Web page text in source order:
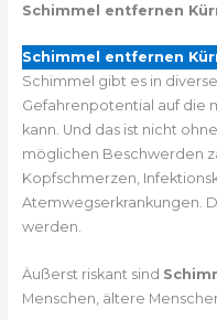
Schimmel entfernen
Schimmel entfernen
Schimmel gibt es in
Gefahrenpotential auf die
kann. Und das ist nicht
möglichen Beschwerden
Kopfschmerzen,
Atemwegserkrankungen.
werden.
Äußerst riskant sind
Menschen, ältere